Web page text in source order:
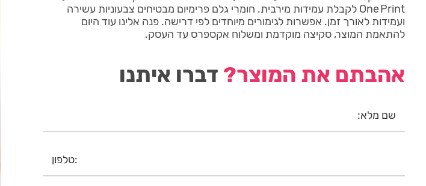
One Print לקבלת עמידות מירבית. חומרי גלם פרימיום מבטיחים צבעוניות עשירה
ועמידות לאורך זמן. אפשרות לגימורים מיוחדים לפי דרישה. פנה אלינו עוד היום
להתאמת המוצר, סקיצה מוקדמת ומשלוח אקספרס עד העסק.
אהבתם את המוצר? דברו איתנו